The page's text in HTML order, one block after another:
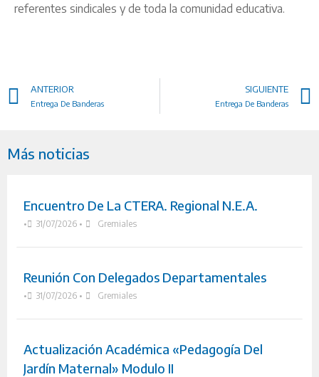
referentes sindicales y de toda la comunidad educativa.
ANTERIOR
Entrega De Banderas
SIGUIENTE
Entrega De Banderas
Más noticias
Encuentro De La CTERA. Regional N.E.A.
• 31/07/2026 • Gremiales
Reunión Con Delegados Departamentales
• 31/07/2026 • Gremiales
Actualización Académica «Pedagogía Del
Jardín Maternal» Modulo II